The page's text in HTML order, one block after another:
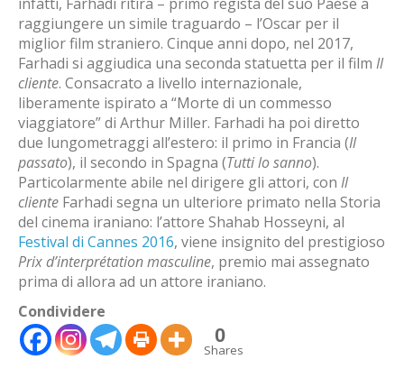
raggiungere un simile traguardo – l’Oscar per il
miglior film straniero. Cinque anni dopo, nel 2017,
Farhadi si aggiudica una seconda statuetta per il film Il
cliente. Consacrato a livello internazionale,
liberamente ispirato a “Morte di un commesso
viaggiatore” di Arthur Miller. Farhadi ha poi diretto
due lungometraggi all’estero: il primo in Francia (Il
passato), il secondo in Spagna (Tutti lo sanno).
Particolarmente abile nel dirigere gli attori, con Il
cliente Farhadi segna un ulteriore primato nella Storia
del cinema iraniano: l’attore Shahab Hosseyni, al
Festival di Cannes 2016, viene insignito del prestigioso
Prix d’interprétation masculine, premio mai assegnato
prima di allora ad un attore iraniano.
Condividere
0
Shares